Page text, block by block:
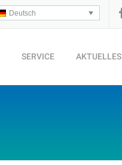
Deutsch
SERVICE AKTUELLES